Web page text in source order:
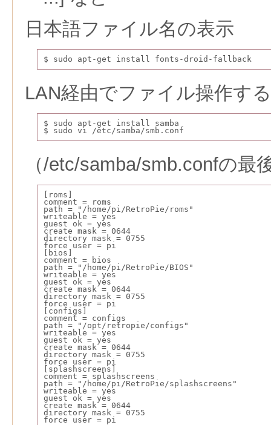
日本語ファイル名の表示
$ sudo apt-get install fonts-droid-fallback
LAN経由でファイル操作す
$ sudo apt-get install samba
$ sudo vi /etc/samba/smb.conf
（/etc/samba/smb.confの最
[roms]
comment = roms
path = "/home/pi/RetroPie/roms"
writeable = yes
guest ok = yes
create mask = 0644
directory mask = 0755
force user = pi
[bios]
comment = bios
path = "/home/pi/RetroPie/BIOS"
writeable = yes
guest ok = yes
create mask = 0644
directory mask = 0755
force user = pi
[configs]
comment = configs
path = "/opt/retropie/configs"
writeable = yes
guest ok = yes
create mask = 0644
directory mask = 0755
force user = pi
[splashscreens]
comment = splashscreens
path = "/home/pi/RetroPie/splashscreens"
writeable = yes
guest ok = yes
create mask = 0644
directory mask = 0755
force user = pi